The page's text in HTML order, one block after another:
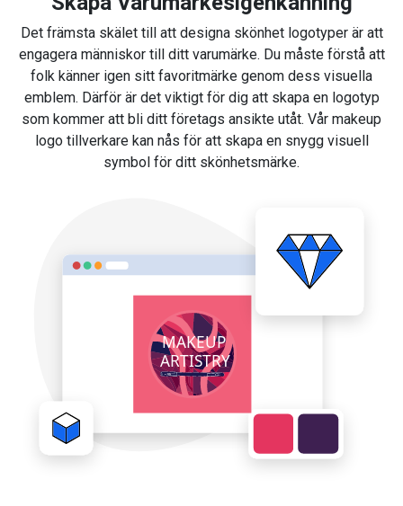
Det främsta skälet till att designa skönhet logotyper är att
engagera människor till ditt varumärke. Du måste förstå att
folk känner igen sitt favoritmärke genom dess visuella
emblem. Därför är det viktigt för dig att skapa en logotyp
som kommer att bli ditt företags ansikte utåt. Vår makeup
logo tillverkare kan nås för att skapa en snygg visuell
symbol för ditt skönhetsmärke.